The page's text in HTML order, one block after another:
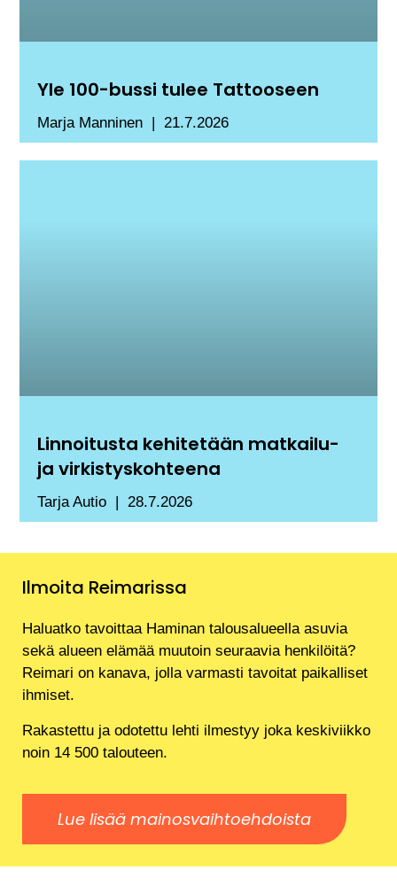
Yle 100-bussi tulee Tattooseen
Marja Manninen 21.7.2026
Linnoitusta kehitetään matkailu-
ja virkistyskohteena
Tarja Autio 28.7.2026
Ilmoita Reimarissa
Haluatko tavoittaa Haminan talousalueella asuvia
sekä alueen elämää muutoin seuraavia henkilöitä?
Reimari on kanava, jolla varmasti tavoitat paikalliset
ihmiset.
Rakastettu ja odotettu lehti ilmestyy joka keskiviikko
noin 14 500 talouteen.
Lue lisää mainosvaihtoehdoista